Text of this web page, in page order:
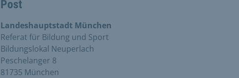
Post
Landeshauptstadt München
Referat für Bildung und Sport
Bildungslokal Neuperlach
Peschelanger 8
81735 München